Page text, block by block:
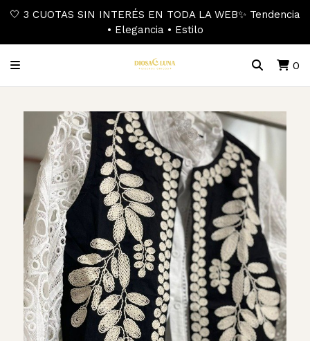
🤍 3 CUOTAS SIN INTERÉS EN TODA LA WEB✨ Tendencia
• Elegancia • Estilo
0